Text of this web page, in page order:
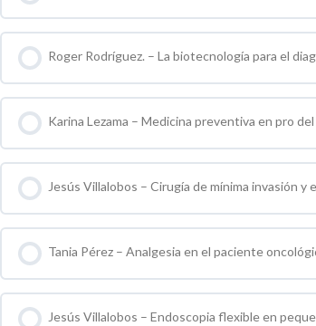
0 % COMPLETO 0 / 0 pasos
Roger Rodríguez. – La biotecnología para el
0 % COMPLETO 0 / 0 pasos
Karina Lezama – Medicina preventiva en pro
0 % COMPLETO 0 / 0 pasos
Jesús Villalobos – Cirugía de mínima invasión
0 % COMPLETO 0 / 0 pasos
Tania Pérez – Analgesia en el paciente
0 % COMPLETO 0 / 0 pasos
Jesús Villalobos – Endoscopia flexible en